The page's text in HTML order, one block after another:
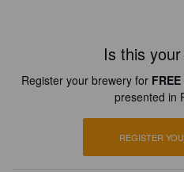
Is this
Register your brewery for FREE
presented in
REGISTER